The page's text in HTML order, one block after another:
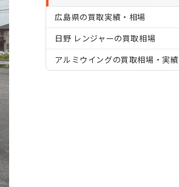
広島県の買取実績・相場
日野 レンジャーの買取相場
アルミウイングの買取相場・実績